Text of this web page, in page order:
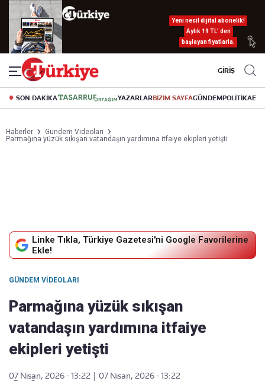
Yeni nesil dijital abonelik!
Aylık 19 TL’ den
başlayan fiyatlarla.
GİRİŞ
SON DAKİKA YAZARLARBİZİM SAYFAGÜNDEMPOLİTİKA
Haberler
Gündem Videoları
Parmağına yüzük sıkışan vatandaşın yardımına itfaiye ekipleri yetişti
Linke Tıkla, Türkiye Gazetesi'ni Google Favorilerine
Ekle!
GÜNDEM VIDEOLARI
Parmağına yüzük sıkışan
vatandaşın yardımına itfaiye
ekipleri yetişti
07 Nisan, 2026 - 13:22
07 Nisan, 2026 - 13:22